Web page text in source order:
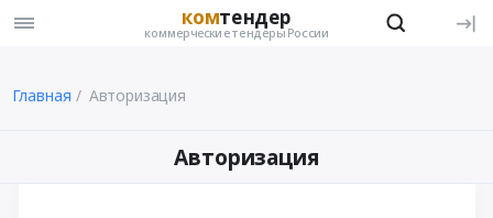
комтендер
коммерческие тендеры России
Главная Авторизация
Авторизация